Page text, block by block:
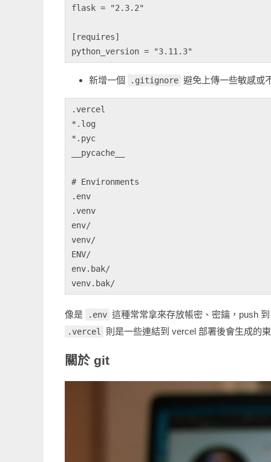
flask = "2.3.2"
[requires]
新增一個 .gitignore 避免上傳一些敏感或
.vercel
*.log
*.pyc
__pycache__
# Environments
.env
.venv
env/
venv/
ENV/
env.bak/
像是 .env 這種常常拿來存放帳密、密鑰，push
.vercel 則是一些連結到 vercel 部署後會生成的
關於 git